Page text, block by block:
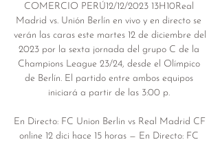
COMERCIO PERÚ12/12/2023 13H10Real
Madrid vs. Unión Berlín en vivo y en directo se
verán las caras este martes 12 de diciembre del
2023 por la sexta jornada del grupo C de la
Champions League 23/24, desde el Olímpico
de Berlín. El partido entre ambos equipos
iniciará a partir de las 3:00 p.
En Directo: FC Union Berlin vs Real Madrid CF
online 12 dici hace 15 horas — En Directo: FC